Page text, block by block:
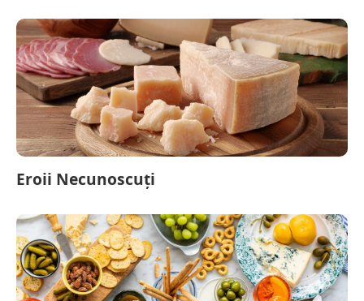
Eroii Necunoscuți